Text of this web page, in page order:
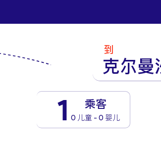
到
克尔曼
1 乘客
0 儿童 - 0 婴儿